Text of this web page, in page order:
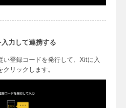
力して連携する
い登録コードを発行して、Xitに入
リックします。